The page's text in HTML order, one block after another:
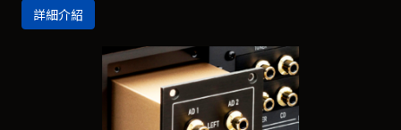
詳細介紹